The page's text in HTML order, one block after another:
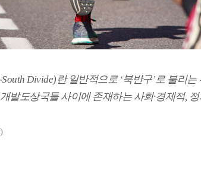
Divide)란 일반적으로 ‘북반구’로 불리
발도상국들 사이에 존재하는 사회·경제적,